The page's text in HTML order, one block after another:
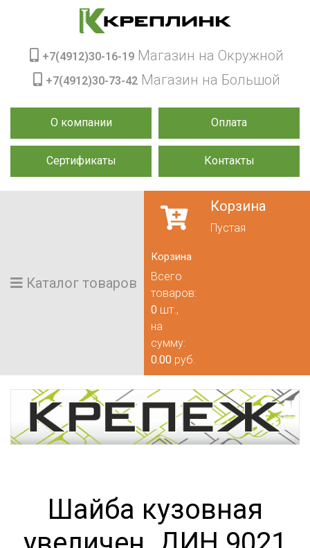
О компании Оплата
Сертификаты Контакты
+7(4912)30-16-19 Магазин на Окружной
+7(4912)30-73-42 Магазин на Большой
Каталог товаров
Корзина
Пустая
Корзина
Всего
товаров:
0 шт.,
на
сумму:
0.00 руб.
Шайба кузовная